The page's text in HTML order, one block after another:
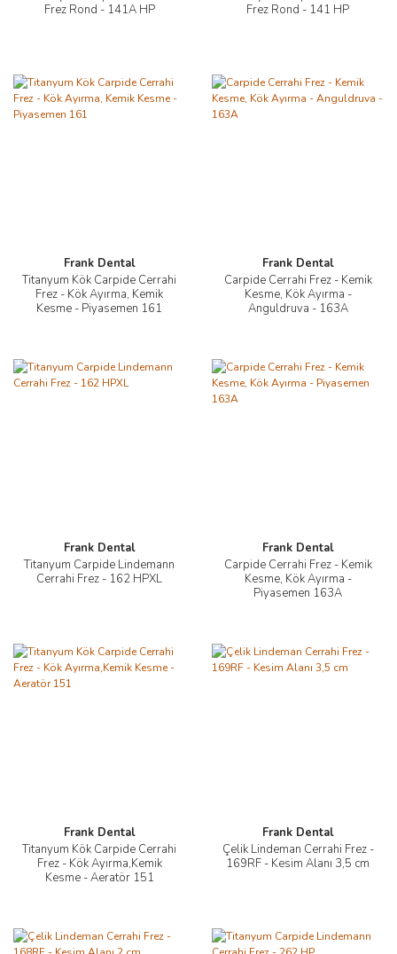
Frez Rond - 141A HP
Frez Rond - 141 HP
Frank Dental
Titanyum Kök Carpide Cerrahi
Frez - Kök Ayırma, Kemik
Kesme - Piyasemen 161
Frank Dental
Carpide Cerrahi Frez - Kemik
Kesme, Kök Ayırma -
Anguldruva - 163A
Frank Dental
Titanyum Carpide Lindemann
Cerrahi Frez - 162 HPXL
Frank Dental
Carpide Cerrahi Frez - Kemik
Kesme, Kök Ayırma -
Piyasemen 163A
Frank Dental
Titanyum Kök Carpide Cerrahi
Frez - Kök Ayırma,Kemik
Kesme - Aeratör 151
Frank Dental
Çelik Lindeman Cerrahi Frez -
169RF - Kesim Alanı 3,5 cm